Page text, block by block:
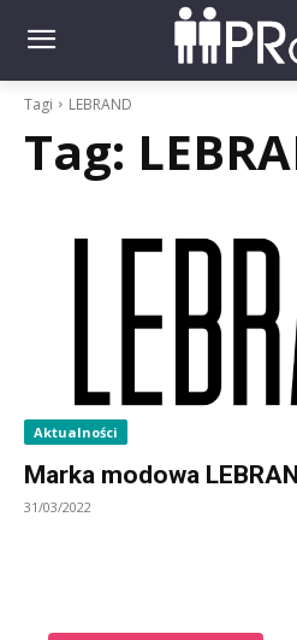
Tagi LEBRAND
Tag:
Aktualności
Marka modowa
31/03/2022